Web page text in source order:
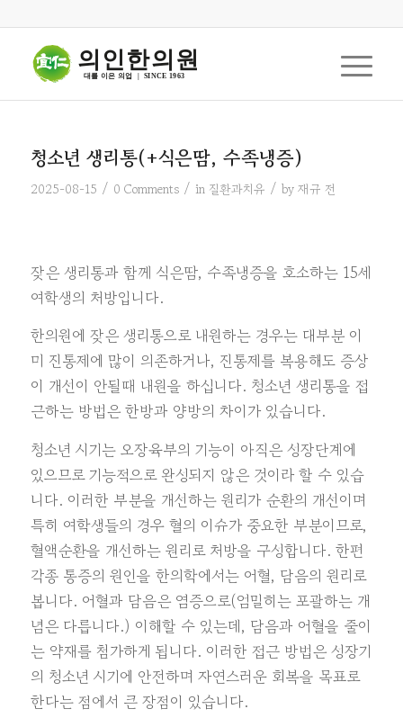
의인한의원
대를 이은 의업  |  SINCE 1963
청소년 생리통(+식은땀, 수족냉증)
2025-08-15 / 0 Comments / in 질환과치유 / by 재규 전
잦은 생리통과 함께 식은땀, 수족냉증을 호소하는 15세
여학생의 처방입니다.
한의원에 잦은 생리통으로 내원하는 경우는 대부분 이
미 진통제에 많이 의존하거나, 진통제를 복용해도 증상
이 개선이 안될때 내원을 하십니다. 청소년 생리통을 접
근하는 방법은 한방과 양방의 차이가 있습니다.
청소년 시기는 오장육부의 기능이 아직은 성장단계에
있으므로 기능적으로 완성되지 않은 것이라 할 수 있습
니다. 이러한 부분을 개선하는 원리가 순환의 개선이며
특히 여학생들의 경우 혈의 이슈가 중요한 부분이므로,
혈액순환을 개선하는 원리로 처방을 구성합니다. 한편
각종 통증의 원인을 한의학에서는 어혈, 담음의 원리로
봅니다. 어혈과 담음은 염증으로(엄밀히는 포괄하는 개
념은 다릅니다.) 이해할 수 있는데, 담음과 어혈을 줄이
는 약재를 첨가하게 됩니다. 이러한 접근 방법은 성장기
의 청소년 시기에 안전하며 자연스러운 회복을 목표로
한다는 점에서 큰 장점이 있습니다.